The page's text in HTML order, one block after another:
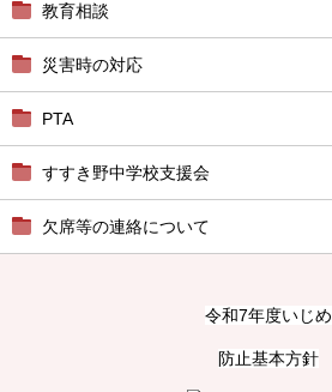
教育相談
災害時の対応
PTA
すすき野中学校支援会
欠席等の連絡について
令和7年度いじめ
防止基本方針